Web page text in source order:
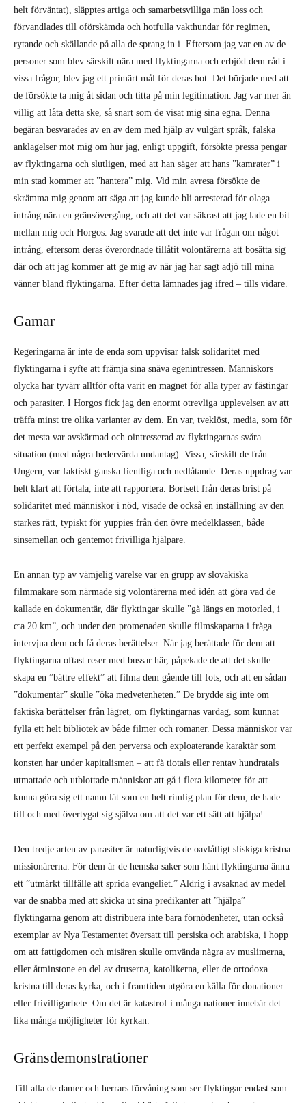
personer som blev särskilt nära med flyktingarna och erbjöd dem råd i
vissa frågor, blev jag ett primärt mål för deras hot. Det började med att
de försökte ta mig åt sidan och titta på min legitimation. Jag var mer än
villig att låta detta ske, så snart som de visat mig sina egna. Denna
begäran besvarades av en av dem med hjälp av vulgärt språk, falska
anklagelser mot mig om hur jag, enligt uppgift, försökte pressa pengar
av flyktingarna och slutligen, med att han säger att hans ”kamrater” i
min stad kommer att ”hantera” mig. Vid min avresa försökte de
skrämma mig genom att säga att jag kunde bli arresterad för olaga
intrång nära en gränsövergång, och att det var säkrast att jag lade en bit
mellan mig och Horgos. Jag svarade att det inte var frågan om något
intrång, eftersom deras överordnade tillåtit volontärerna att bosätta sig
där och att jag kommer att ge mig av när jag har sagt adjö till mina
vänner bland flyktingarna. Efter detta lämnades jag ifred – tills vidare.
Gamar
flyktingarna i syfte att främja sina snäva egenintressen. Människors
och parasiter. I Horgos fick jag den enormt otrevliga upplevelsen av att
träffa minst tre olika varianter av dem. En var, tveklöst, media, som för
det mesta var avskärmad och ointresserad av flyktingarnas svåra
situation (med några hedervärda undantag). Vissa, särskilt de från
Ungern, var faktiskt ganska fientliga och nedlåtande. Deras uppdrag var
helt klart att förtala, inte att rapportera. Bortsett från deras brist på
solidaritet med människor i nöd, visade de också en inställning av den
starkes rätt, typiskt för yuppies från den övre medelklassen, både
sinsemellan och gentemot frivilliga hjälpare.
En annan typ av vämjelig varelse var en grupp av slovakiska
filmmakare som närmade sig volontärerna med idén att göra vad de
c:a 20 km”, och under den promenaden skulle filmskaparna i fråga
intervjua dem och få deras berättelser. När jag berättade för dem att
flyktingarna oftast reser med bussar här, påpekade de att det skulle
skapa en ”bättre effekt” att filma dem gående till fots, och att en sådan
”dokumentär” skulle ”öka medvetenheten.” De brydde sig inte om
faktiska berättelser från lägret, om flyktingarnas vardag, som kunnat
fylla ett helt bibliotek av både filmer och romaner. Dessa människor var
ett perfekt exempel på den perversa och exploaterande karaktär som
konsten har under kapitalismen – att få tiotals eller rentav hundratals
utmattade och utblottade människor att gå i flera kilometer för att
kunna göra sig ett namn lät som en helt rimlig plan för dem; de hade
till och med övertygat sig själva om att det var ett sätt att hjälpa!
Den tredje arten av parasiter är naturligtvis de oavlåtligt sliskiga kristna
missionärerna. För dem är de hemska saker som hänt flyktingarna ännu
var de snabba med att skicka ut sina predikanter att ”hjälpa”
flyktingarna genom att distribuera inte bara förnödenheter, utan också
exemplar av Nya Testamentet översatt till persiska och arabiska, i hopp
om att fattigdomen och misären skulle omvända några av muslimerna,
eller åtminstone en del av druserna, katolikerna, eller de ortodoxa
kristna till deras kyrka, och i framtiden utgöra en källa för donationer
eller frivilligarbete. Om det är katastrof i många nationer innebär det
lika många möjligheter för kyrkan.
Gränsdemonstrationer
objekt som skall utnyttjas, eller i bästa fall, tas om hand av externa
kampen för sina rättigheter genom att organisera demonstrationer.